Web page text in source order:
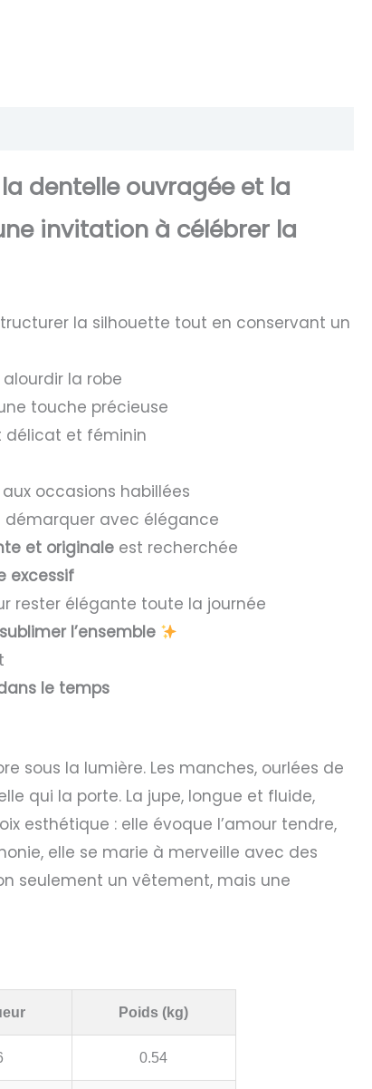
dentelle ouvragée et la
invitation à célébrer la
la silhouette tout en conservant un
la robe
touche précieuse
délicat et féminin
occasions habillées
démarquer avec élégance
et originale est recherchée
excessif
rester élégante toute la journée
sublimer l’ensemble
le temps
sous la lumière. Les manches, ourlées de
qui la porte. La jupe, longue et fluide,
esthétique : elle évoque l’amour tendre,
elle se marie à merveille avec des
seulement un vêtement, mais une
Poids (kg)
0.54